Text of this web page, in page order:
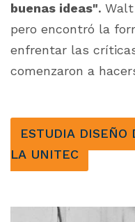
buenas ideas".
pero encontró la
enfrentar las
comenzaron a
ESTUDIA DISEÑO
LA UNITEC